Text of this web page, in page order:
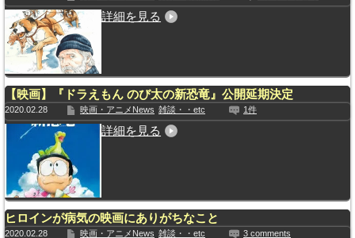
詳細を見る
【映画】『ドラえもん のび太の新恐竜』公開延期決定
2020.02.28 映画・アニメNews 雑談・・etc 1件
詳細を見る
ヒロインが病気の映画にありがちなこと
2020.02.28 映画・アニメNews 雑談・・etc 3 comments